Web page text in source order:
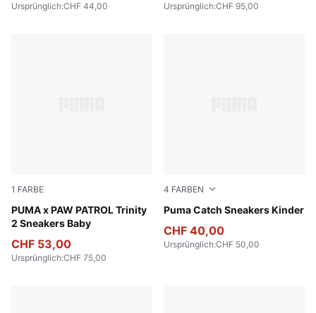
Ursprünglich:CHF 44,00 Ursprünglich:CHF 95,00
1 FARBE
PUMA x PAW PATROL Trinity
2 Sneakers Baby
Blue Jewel-PUMA White-Pelé Yellow
CHF 53,00
Ursprünglich:CHF 75,00
4 FARBEN
Puma Catch Sneakers Kinder
PUMA Black-PUMA White
CHF 40,00
Ursprünglich:CHF 50,00